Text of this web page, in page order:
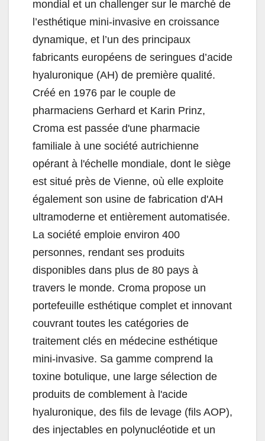
mondial et un challenger sur le marché de
l’esthétique mini-invasive en croissance
dynamique, et l’un des principaux
fabricants européens de seringues d’acide
hyaluronique (AH) de première qualité.
Créé en 1976 par le couple de
pharmaciens Gerhard et Karin Prinz,
Croma est passée d'une pharmacie
familiale à une société autrichienne
opérant à l'échelle mondiale, dont le siège
est situé près de Vienne, où elle exploite
également son usine de fabrication d'AH
ultramoderne et entièrement automatisée.
La société emploie environ 400
personnes, rendant ses produits
disponibles dans plus de 80 pays à
travers le monde. Croma propose un
portefeuille esthétique complet et innovant
couvrant toutes les catégories de
traitement clés en médecine esthétique
mini-invasive. Sa gamme comprend la
toxine botulique, une large sélection de
produits de comblement à l'acide
hyaluronique, des fils de levage (fils AOP),
des injectables en polynucléotide et un